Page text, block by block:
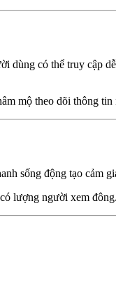
có thể truy cập
mộ theo dõi thông tin
sống động tạo cảm
lượng người xem đông.